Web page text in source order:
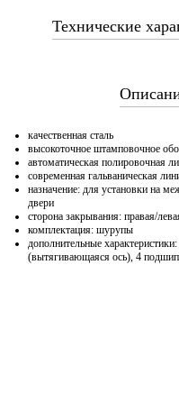
Технические
качественная сталь
высокоточное штамповочное
автоматическая полировочная
современная гальваническая
назначение: для установки на
двери
сторона закрывания: правая/
комплектация: шурупы
дополнительные
(вытягивающаяся ось), 4